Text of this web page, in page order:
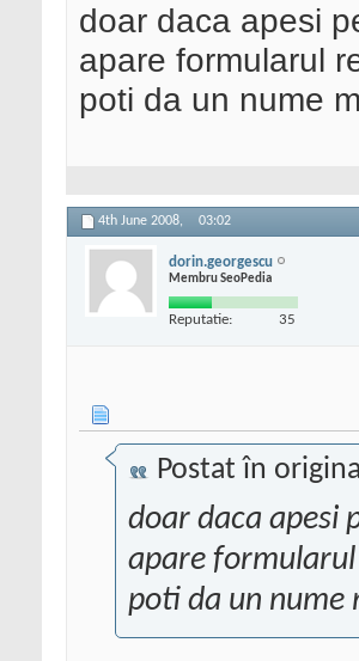
doar daca apesi
apare formularul
poti da un nume
4th June 2008, 03:02
dorin.georgescu
Membru SeoPedia
Reputatie: 35
Postat în
doar daca apesi
apare formularul
poti da un nume